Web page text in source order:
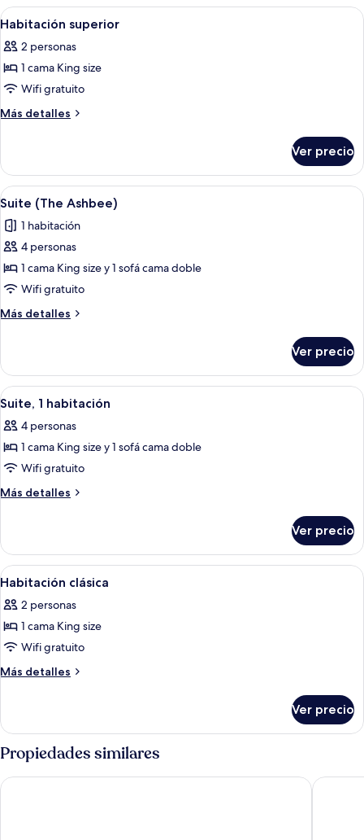
Abrir
todas
las
fotos
de
Habitación
Habitación de hotel con una cama
6
Habitación superior
2 personas
1 cama King size
Wifi gratuito
Más detalles
Más
superior
Ver precio
Abrir
todas
las
fotos
de
Suite
(The
Ashbee)
Habitación de hotel con zona de
4
Suite (The Ashbee)
1 habitación
4 personas
1 cama King size y 1 sofá cama doble
Wifi gratuito
Más detalles
Más
(The
Ashbee)
Ver precio
Abrir
todas
las
fotos
de
Suite,
Habitación de hotel con una cama
9
Suite, 1 habitación
4 personas
1 cama King size y 1 sofá cama doble
Wifi gratuito
Más detalles
Más
1
habitación
Ver precio
Abrir
todas
las
fotos
de
Habitación
Una habitación de hotel con una
3
Habitación clásica
2 personas
1 cama King size
Wifi gratuito
Más detalles
Más
clásica
Ver precio
Propiedades similares
Hotel Villa Paradiso Hotel